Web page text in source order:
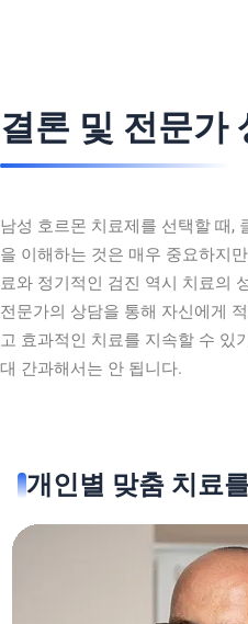
결론 및 전문가
남성 호르몬 치료제를 선택할 때,
을 이해하는 것은 매우 중요하지
료와 정기적인 검진 역시 치료의
전문가의 상담을 통해 자신에게
고 효과적인 치료를 지속할 수 있
대 간과해서는 안 됩니다.
개인별 맞춤 치료